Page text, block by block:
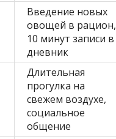
Введение новых
овощей в рацион,
10 минут записи в
дневник
Длительная
прогулка на
свежем воздухе,
социальное
общение